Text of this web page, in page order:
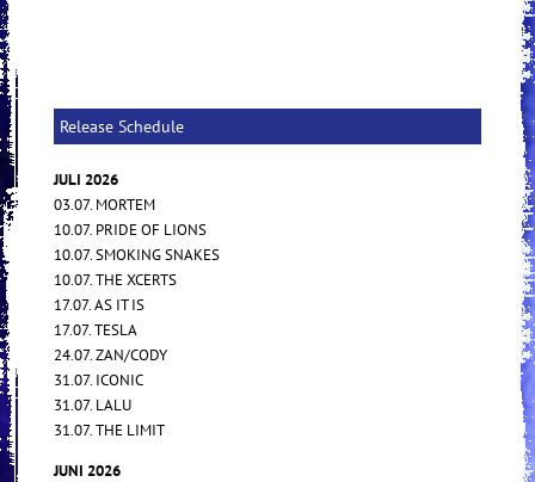
Release Schedule
JULI 2026
03.07. MORTEM
10.07. PRIDE OF LIONS
10.07. SMOKING SNAKES
10.07. THE XCERTS
17.07. AS IT IS
17.07. TESLA
24.07. ZAN/CODY
31.07. ICONIC
31.07. LALU
31.07. THE LIMIT
JUNI 2026